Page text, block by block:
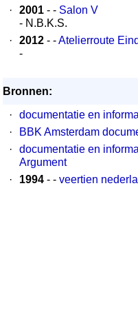
·
2001 - - Salon V
- N.B.K.S.
·
2012 - -Atelierroute
-
Bronnen:
·
documentatie en
·
BBK Amsterdam
·
documentatie en
Argument
·
1994 - - veertien